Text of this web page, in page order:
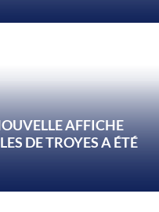
AFFICHE
DE TROYES A ÉTÉ